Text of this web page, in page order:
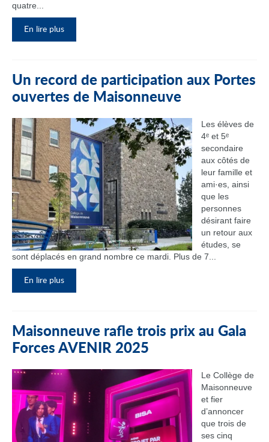
quatre...
En lire plus
Un record de participation aux Portes
ouvertes de Maisonneuve
Les élèves de
4ᵉ et 5ᵉ
secondaire
aux côtés de
leur famille et
ami·es, ainsi
que les
personnes
désirant faire
un retour aux
études, se
sont déplacés en grand nombre ce mardi. Plus de 7...
En lire plus
Maisonneuve rafle trois prix au Gala
Forces AVENIR 2025
Le Collège de
Maisonneuve
et fier
d’annoncer
que trois de
ses cinq